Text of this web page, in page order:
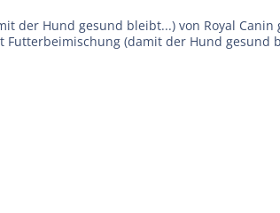
der Hund gesund bleibt...) von Royal
Futterbeimischung (damit der Hund gesund